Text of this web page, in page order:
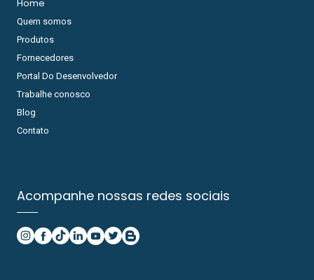
Home
Quem somos
Produtos
Fornecedores
Portal Do Desenvolvedor
Trabalhe conosco
Blog
Contato
Acompanhe nossas redes sociais